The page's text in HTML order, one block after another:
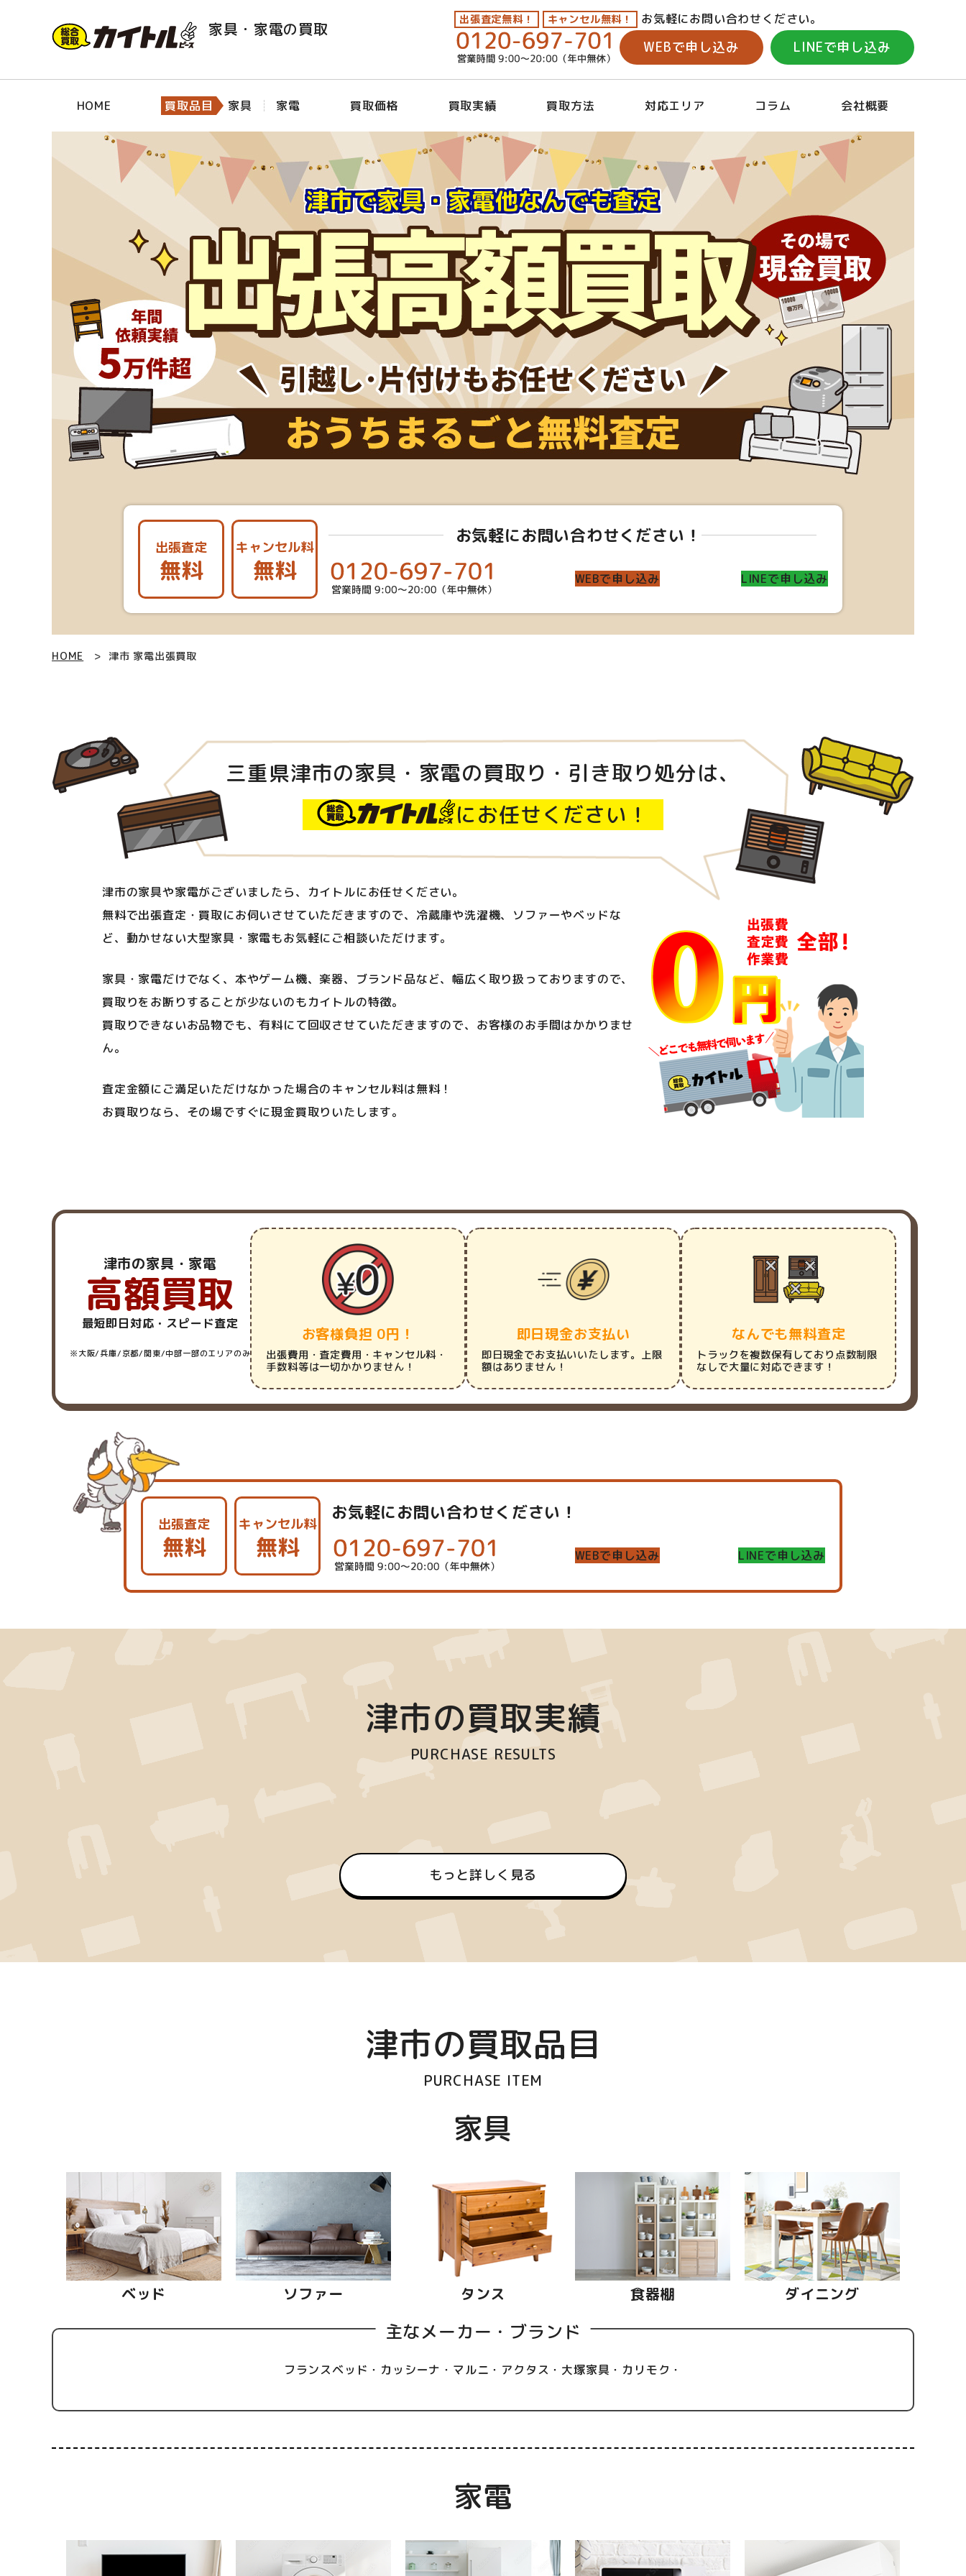
家具・家電の買取 出張査定無料！ キャンセル無料！ お気軽にお問い合わせください。
WEBで申し込み LINEで申し込み
HOME 買取品目 家具 家電 買取価格 買取実績 買取方法 対応エリア コラム 会社概要
津市で家具・家電他なんでも査定
出張査定
無料
キャンセル料
無料
お気軽にお問い合わせください！
WEBで申し込み LINEで申し込み
HOME 津市 家電出張買取
三重県津市の家具・家電の買取り・引き取り処分は、
にお任せください！
津市の家具や家電がございましたら、カイトルにお任せください。
無料で出張査定・買取にお伺いさせていただきますので、冷蔵庫や洗濯機、ソファーやベッドな
ど、動かせない大型家具・家電もお気軽にご相談いただけます。
家具・家電だけでなく、本やゲーム機、楽器、ブランド品など、幅広く取り扱っておりますので、
買取りをお断りすることが少ないのもカイトルの特徴。
買取りできないお品物でも、有料にて回収させていただきますので、お客様のお手間はかかりませ
ん。
査定金額にご満足いただけなかった場合のキャンセル料は無料！
お買取りなら、その場ですぐに現金買取りいたします。
津市の家具・家電
高額買取
最短即日対応・スピード査定
※大阪/兵庫/京都/関東/中部一部のエリアのみ
お客様負担 0円！
出張費用・査定費用・キャンセル料・
手数料等は一切かかりません！
即日現金お支払い
即日現金でお支払いいたします。上限
額はありません！
なんでも無料査定
トラックを複数保有しており点数制限
なしで大量に対応できます！
出張査定
無料
キャンセル料
無料
お気軽にお問い合わせください！
WEBで申し込み LINEで申し込み
津市の買取実績
PURCHASE RESULTS
もっと詳しく見る
津市の買取品目
PURCHASE ITEM
家具
ベッド ソファー タンス 食器棚 ダイニング
主なメーカー・ブランド
フランスベッド・カッシーナ・マルニ・アクタス・大塚家具・カリモク・
家電